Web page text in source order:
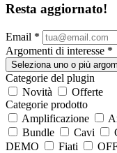
Resta aggiornato!
Email *
Argomenti di interesse *
Seleziona uno o più
Categorie del plugin
Novità
Offerte
Categorie prodotto
Amplificazione
Bundle
Cavi
DEMO
Fiati